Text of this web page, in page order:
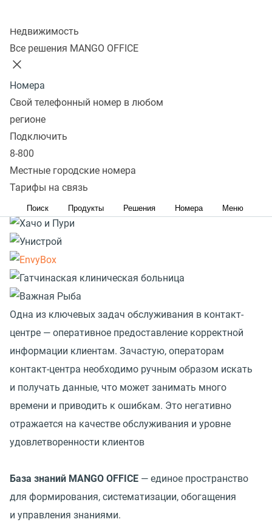
Недвижимость
Все решения MANGO OFFICE
Номера
Свой телефонный номер в любом
регионе
Подключить
8-800
Местные городские номера
Тарифы на связь
Поиск Продукты Решения Номера Меню
Одна из ключевых задач обслуживания в контакт-
центре — оперативное предоставление корректной
информации клиентам. Зачастую, операторам
контакт-центра необходимо ручным образом искать
и получать данные, что может занимать много
времени и приводить к ошибкам. Это негативно
отражается на качестве обслуживания и уровне
удовлетворенности клиентов
База знаний MANGO OFFICE — единое пространство
для формирования, систематизации, обогащения
и управления знаниями.